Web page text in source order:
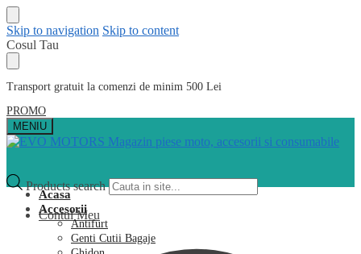
Skip to navigation Skip to content
Cosul Tau
Transport gratuit la comenzi de minim 500 Lei
PROMO
MENIU
Products search
Contul Meu
Acasa
Accesorii
Antifurt
Genti Cutii Bagaje